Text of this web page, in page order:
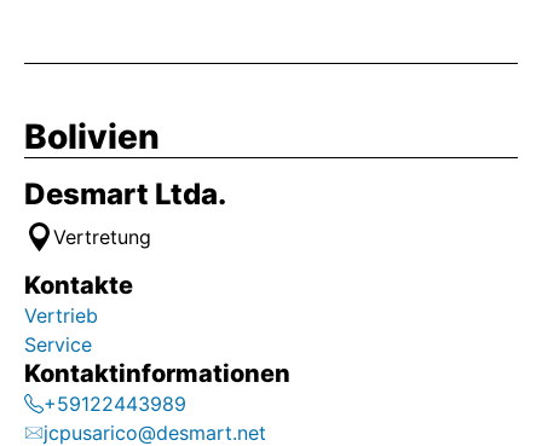
Bolivien
Desmart Ltda.
Vertretung
Kontakte
Vertrieb
Service
Kontaktinformationen
+59122443989
jcpusarico@desmart.net